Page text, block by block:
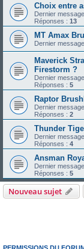
Choix entre
Dernier
Réponses : 13
MT Amax
Dernier
Maverick
Firestorm ?
Dernier
Réponses : 5
Raptor
Dernier
Réponses : 2
Thunder
Dernier
Réponses : 4
Ansman
Dernier
Réponses : 5
Nouveau sujet